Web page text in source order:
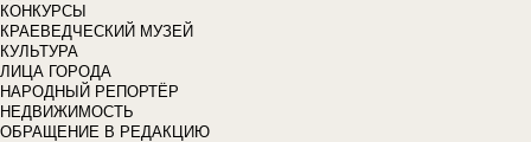
КОНКУРСЫ
КРАЕВЕДЧЕСКИЙ МУЗЕЙ
КУЛЬТУРА
ЛИЦА ГОРОДА
НАРОДНЫЙ РЕПОРТЁР
НЕДВИЖИМОСТЬ
ОБРАЩЕНИЕ В РЕДАКЦИЮ